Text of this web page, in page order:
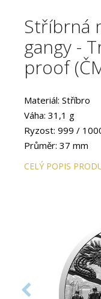
Stříbrná
gangy -
proof
Materiál: Stříbro
Váha: 31,1 g
Ryzost: 999 /
Průměr: 37 mm
CELÝ POPIS